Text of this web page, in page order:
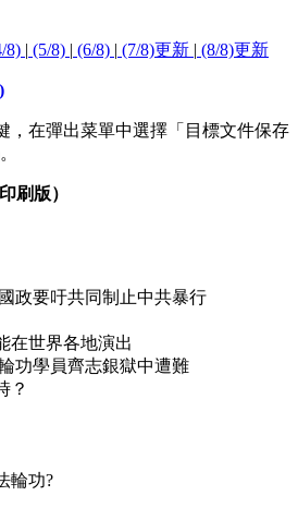
8) | (5/8) | (6/8) | (7/8)更新 | (8/8)更新
，在彈出菜單中選擇「目標文件保存
刷版）
政要吁共同制止中共暴行
在世界各地演出
功學員齊志銀獄中遭難
？
輪功?